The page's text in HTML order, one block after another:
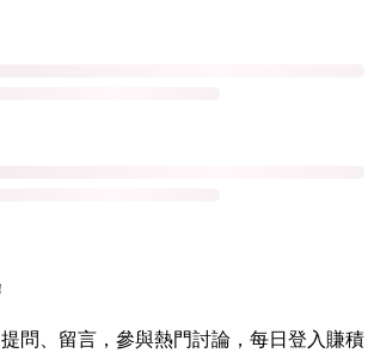
問、留言，參與熱門討論，每日登入賺積